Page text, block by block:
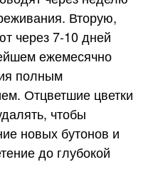
Вторую,
через 7-10 дней
ежемесячно
полным
Отцветшие цветки
чтобы
новых бутонов и
до глубокой